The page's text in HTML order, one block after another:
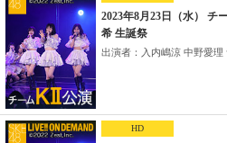
2023年8月23日（水） チ
希 生誕祭
出演者：入内嶋涼 中野愛理
HD